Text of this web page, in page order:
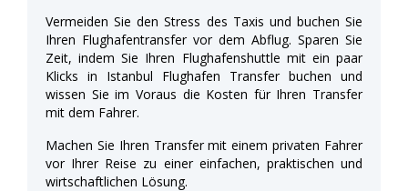
Vermeiden Sie den Stress des Taxis und buchen Sie
Ihren Flughafentransfer vor dem Abflug. Sparen Sie
Zeit, indem Sie Ihren Flughafenshuttle mit ein paar
Klicks in Istanbul Flughafen Transfer buchen und
wissen Sie im Voraus die Kosten für Ihren Transfer
mit dem Fahrer.
Machen Sie Ihren Transfer mit einem privaten Fahrer
vor Ihrer Reise zu einer einfachen, praktischen und
wirtschaftlichen Lösung.